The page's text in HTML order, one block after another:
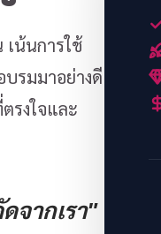
เน้นการใช้
รมมาอย่างดี
รงใจและ
จากเรา"